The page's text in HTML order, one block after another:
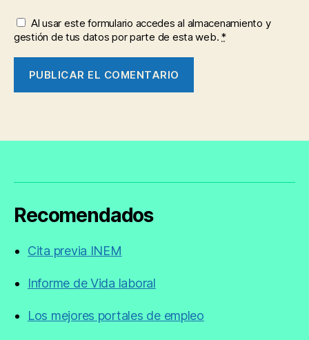
Al usar este formulario accedes al almacenamiento y
gestión de tus datos por parte de esta web.*
Recomendados
Cita previa INEM
Informe de Vida laboral
Los mejores portales de empleo